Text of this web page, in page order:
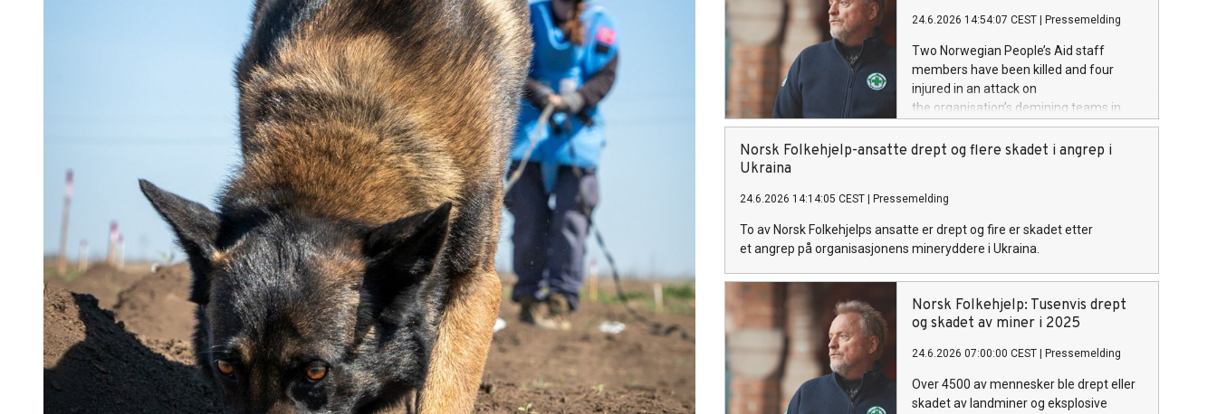
24.6.2026 14:54:07 CEST Pressemelding
Two Norwegian People’s Aid staff
members have been killed and four
injured in an attack on
the organisation’s demining teams in
Ukraine.
Norsk Folkehjelp-ansatte drept og flere skadet i angrep i
Ukraina
24.6.2026 14:14:05 CEST Pressemelding
To av Norsk Folkehjelps ansatte er drept og fire er skadet etter
et angrep på organisasjonens mineryddere i Ukraina.
Norsk Folkehjelp: Tusenvis drept
og skadet av miner i 2025
24.6.2026 07:00:00 CEST Pressemelding
Over 4500 av mennesker ble drept eller
skadet av landminer og eksplosive